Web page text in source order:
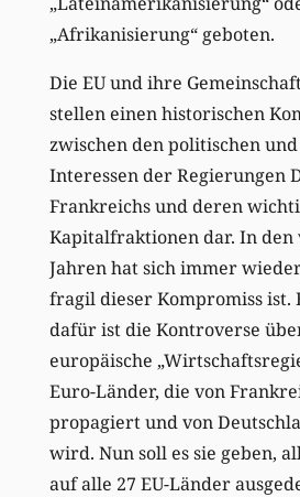
„Afrikanisierung“ geboten.
Die EU und ihre
stellen einen historischen
zwischen den politischen
Interessen der Regierungen
Frankreichs und deren
Kapitalfraktionen dar. In den
Jahren hat sich immer
fragil dieser Kompromiss ist.
dafür ist die Kontroverse
europäische
Euro-Länder, die von
propagiert und von
wird. Nun soll es sie geben,
auf alle 27 EU-Länder